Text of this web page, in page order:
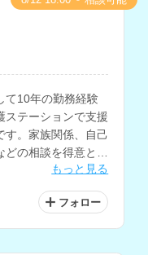
て10年の勤務経験
ステーションで支援
す。家族関係、自己
どの相談を得意とさ
もっと見る
フォロー